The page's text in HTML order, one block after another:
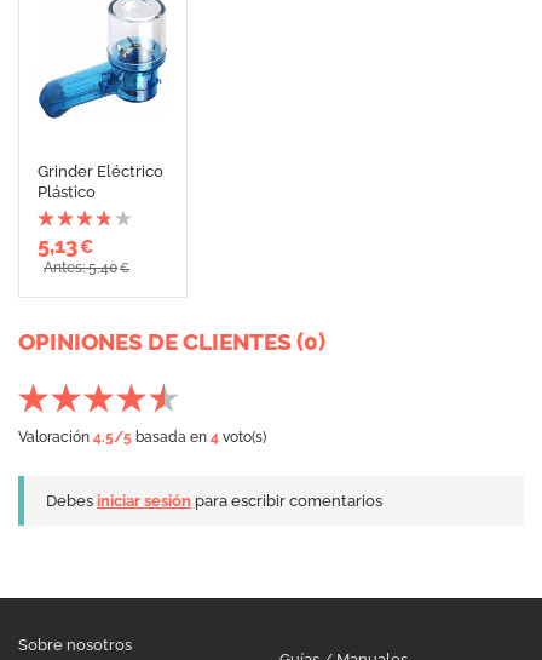
Grinder Eléctrico
Plástico
5,13€
Antes: 5,40€
OPINIONES DE CLIENTES (0)
Valoración 4.5/5 basada en 4 voto(s)
Debes iniciar sesión para escribir comentarios
Sobre nosotros